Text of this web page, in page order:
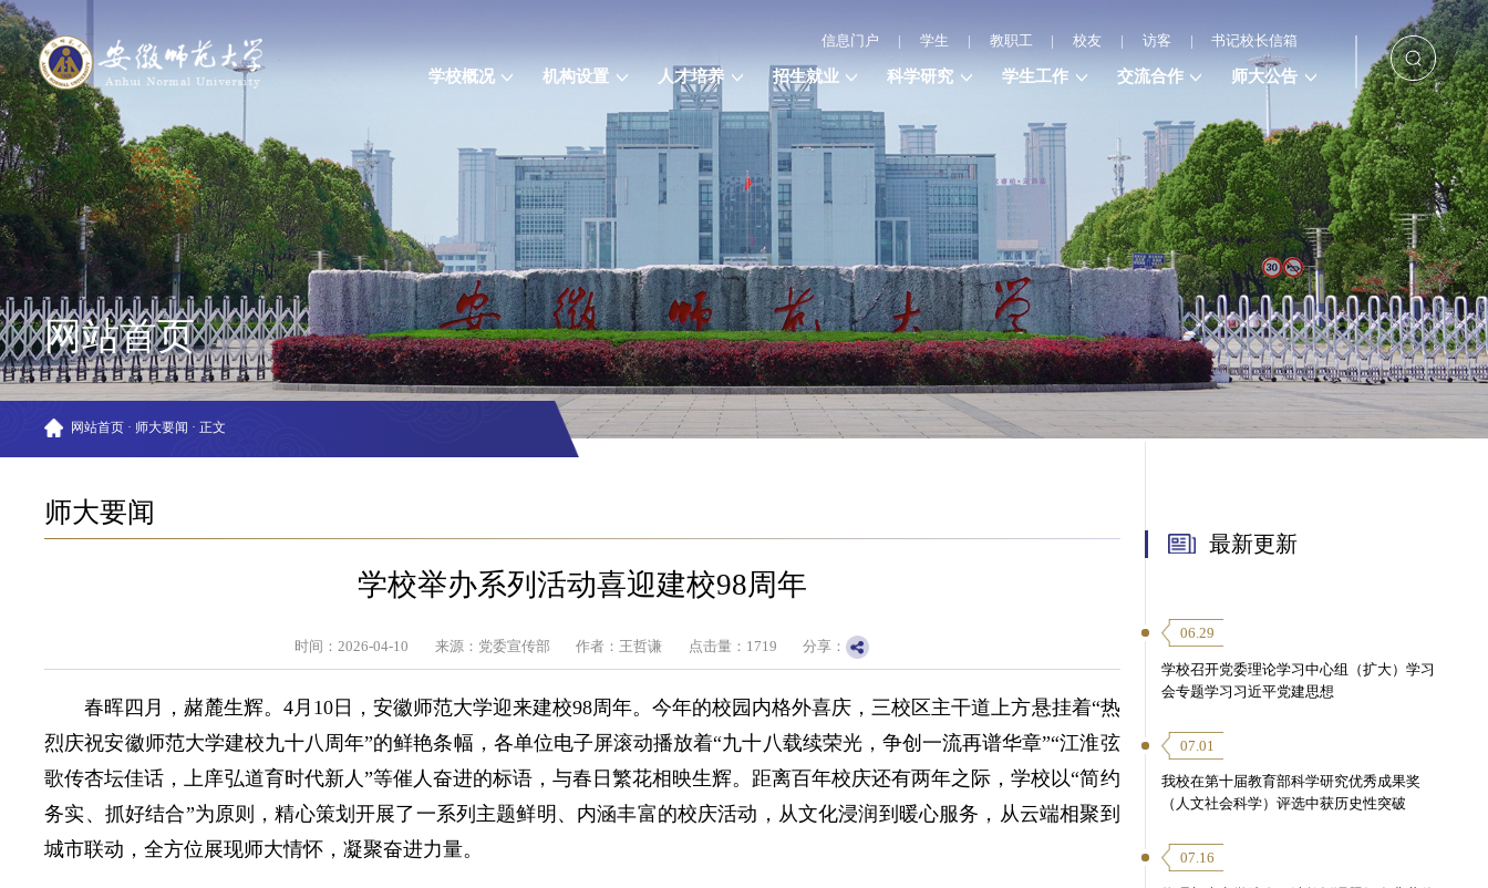
信息门户 | 学生 | 教职工 | 校友 | 访客 | 书记校长信箱
学校概况 机构设置 人才培养 招生就业 科学研究 学生工作 交流合作 师大公告
网站首页
网站首页 · 师大要闻 · 正文
师大要闻
学校举办系列活动喜迎建校98周年
时间：2026-04-10 来源：党委宣传部 作者：王哲谦 点击量： 1719 分享：
春晖四月，赭麓生辉。4月10日，安徽师范大学迎来建校98周年。今年的校园内格外喜庆，三校区主干道上方悬挂着“热
烈庆祝安徽师范大学建校九十八周年”的鲜艳条幅，各单位电子屏滚动播放着“九十八载续荣光，争创一流再谱华章”“江淮弦
歌传杏坛佳话，上庠弘道育时代新人”等催人奋进的标语，与春日繁花相映生辉。距离百年校庆还有两年之际，学校以“简约
务实、抓好结合”为原则，精心策划开展了一系列主题鲜明、内涵丰富的校庆活动，从文化浸润到暖心服务，从云端相聚到
城市联动，全方位展现师大情怀，凝聚奋进力量。
最新更新
06.29
学校召开党委理论学习中心组（扩大）学习
会专题学习习近平党建思想
07.01
我校在第十届教育部科学研究优秀成果奖
（人文社会科学）评选中获历史性突破
07.16